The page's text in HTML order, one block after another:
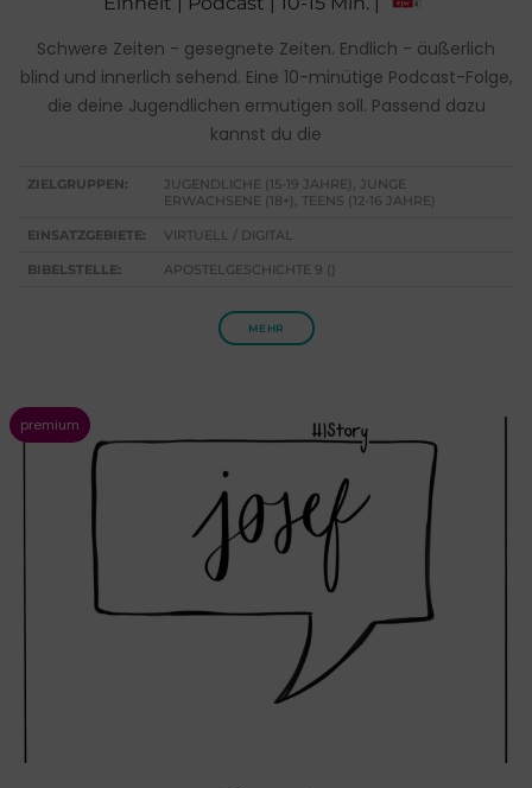
Schwere Zeiten - gesegnete Zeiten. Endlich - äußerlich
blind und innerlich sehend. Eine 10-minütige Podcast-Folge,
die deine Jugendlichen ermutigen soll. Passend dazu
kannst du die
ZIELGRUPPEN:
JUGENDLICHE (15-19 JAHRE), JUNGE
ERWACHSENE (18+), TEENS (12-16 JAHRE)
EINSATZGEBIETE: VIRTUELL / DIGITAL
BIBELSTELLE: APOSTELGESCHICHTE 9 ()
MEHR